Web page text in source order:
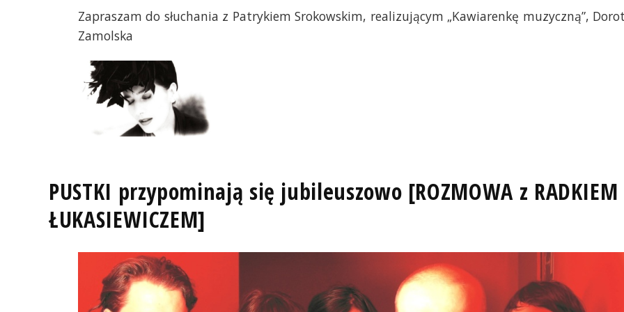
Zapraszam do słuchania z Patrykiem Srokowskim, realizującym „Kawiarenkę muzyczną”,
Zamolska
PUSTKI przypominają się jubileuszowo [ROZMOWA z RADKIEM
ŁUKASIEWICZEM]